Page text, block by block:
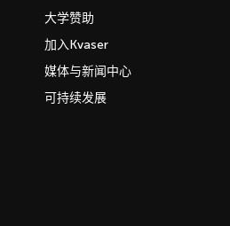
大学赞助
加入Kvaser
媒体与新闻中心
可持续发展